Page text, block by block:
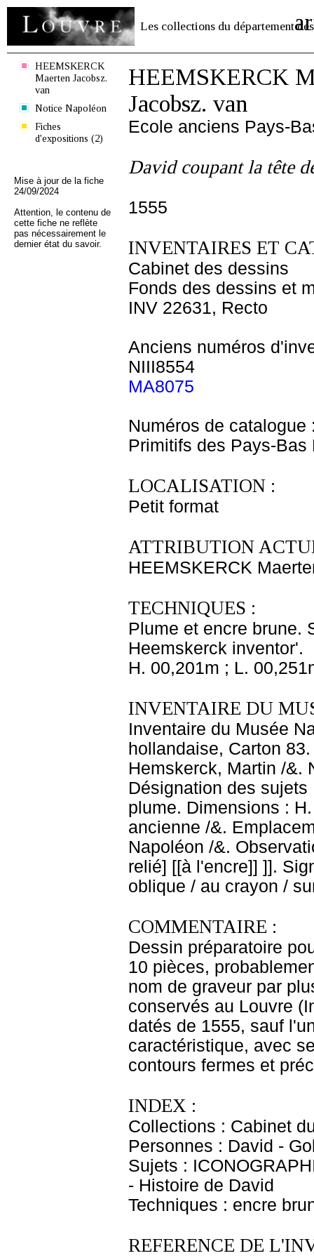
Les collections du département des
HEEMSKERCK
Maerten Jacobsz.
van
Notice Napoléon
Fiches
d'expositions (2)
Mise à jour de la fiche
24/09/2024
Attention, le contenu de
cette fiche ne reflète
pas nécessairement le
dernier état du savoir.
HEEMSKERCK
Jacobsz. van
Ecole anciens Pays-
David coupant la tête
1555
INVENTAIRES ET
Cabinet des dessins
Fonds des dessins et
INV 22631, Recto
Anciens numéros
NIII8554
MA8075
Numéros de catalogue
Primitifs des Pays-Bas
LOCALISATION :
Petit format
ATTRIBUTION
HEEMSKERCK
TECHNIQUES :
Plume et encre brune.
Heemskerck inventor'.
H. 00,201m ; L.
INVENTAIRE DU
Inventaire du Musée
hollandaise, Carton
Hemskerck, Martin /&.
Désignation des
plume. Dimensions :
ancienne /&.
Napoléon /&.
relié] [[à l'encre]] ]].
oblique / au crayon /
COMMENTAIRE :
Dessin préparatoire
10 pièces,
nom de graveur par
conservés au Louvre
datés de 1555, sauf
caractéristique, avec
contours fermes et
INDEX :
Collections : Cabinet
Personnes : David -
Sujets :
- Histoire de David
Techniques : encre
REFERENCE DE